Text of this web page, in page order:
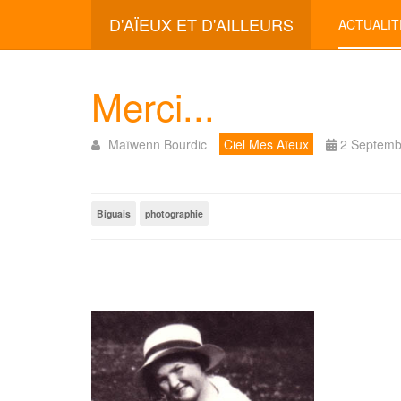
D'AÏEUX ET D'AILLEURS
Merci...
Maïwenn Bourdic Ciel Mes Aïeux 2
Biguais photographie